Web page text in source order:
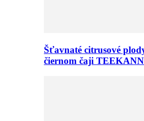
Šťavnaté citrusové
čiernom čaji